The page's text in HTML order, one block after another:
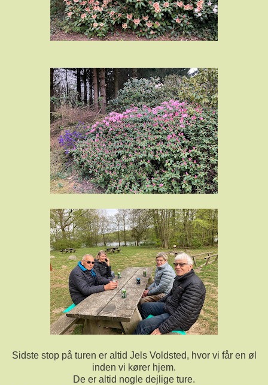
Sidste stop på turen er altid Jels Voldsted, hvor vi får en øl
inden vi kører hjem.
De er altid nogle dejlige ture.